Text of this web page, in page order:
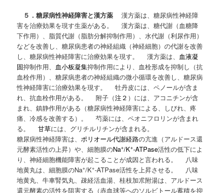
５．糖尿病性神経障害と漢方薬 漢方薬は、糖尿病性神経障
害を治療効果を現す生薬がある。 漢方薬は、糖代謝（血糖降
下作用）、脂質代謝（脂肪分解抑制作用）、水代謝（利尿作用）
などを改善し、糖尿病患者の神経組織（神経細胞）の代謝を改善
し、糖尿病性神経障害に治療効果を現す。 漢方薬は、 血液凝
固抑制作用、 血小板凝集抑制作用により、血栓形成を抑制し（抗
血栓作用）、糖尿病患者の神経組織の微小循環を改善し、糖尿病
性神経障害に治療効果を現す。 牡丹皮には、ペノールが含ま
れ、抗血栓作用がある。 附子（注２ ）には、アコニチンが含
まれ、鎮静作用がある（糖尿病性神経障害による、しびれ、疼
痛、冷感を改善する）。 芍薬には、ペオニフロリンが含まれ
る。甘草には、グリチルリチンが含まれる。
糖尿病性神経障害は、ポリオール代謝経路の亢進（アルドース還
元酵素活性の上昇）や、細胞膜のNa+/K+-ATPase活性の低下によ
り、神経細胞機能障害が起こることが成因と言われる。 八味
地黄丸は、細胞膜のNa+/K+-ATPase活性を上昇させる。 八味
地黄丸、牛車腎気丸、疎経活血湯、桂枝加朮附湯は、アルドース
還元酵素の活性を阻害する（赤血球等へのソルビトール蓄積を抑